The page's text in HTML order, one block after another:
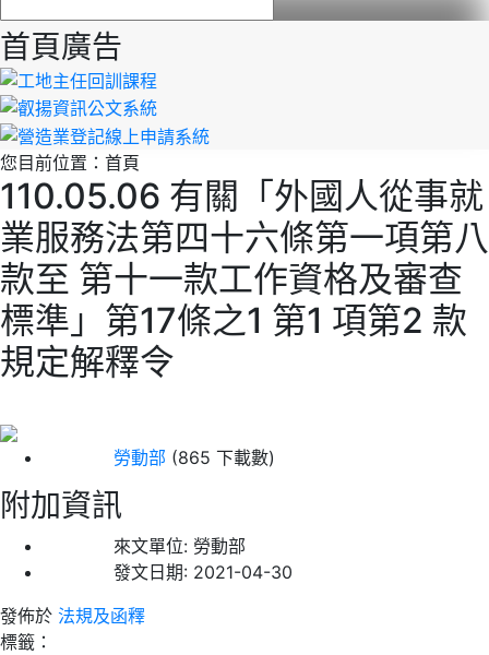
首頁廣告
您目前位置： 首頁
110.05.06 有關「外國人從事就
業服務法第四十六條第一項第八
款至 第十一款工作資格及審查
標準」第17條之1 第1 項第2 款
規定解釋令
勞動部 (865 下載數)
附加資訊
來文單位: 勞動部
發文日期: 2021-04-30
發佈於 法規及函釋
標籤：